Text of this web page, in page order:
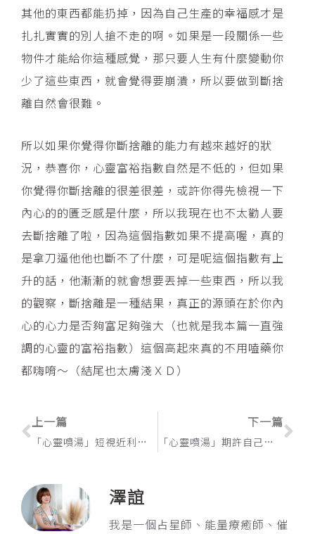
其他的東西都能扔掉，因為自己生產的幸福感才是
扎扎實實的別人搶不走的啊。如果是一段關係一些
物件才能給你這種感覺，那只要人生有什麼變動你
少了這些東西，就會覺得要崩潰，所以要做到斷捨
離自然會很難。
所以如果你覺得你斷捨離的能力有越來越好的狀
況，恭喜你，心靈富裕指數自然是不低的，但如果
你覺得你斷捨離的很差很差，或許你得先檢視一下
內心的的匱乏感是什麼，所以我現在也不太勸人要
去斷捨離了啦，因為這個指數如果不提高喔，真的
是拿刀逼他他也斷不了什麼，可是呢這個指數有上
升的話，他漸漸的就會想要丟掉一些東西，所以我
的觀察，斷捨離是一種結果，真正的源頭在於你內
心的心力是否夠富足夠強大（也就是我本篇一直強
調的心靈的富裕指數）這個高起來真的不用嗑藥你
都嗨唷～（結尾也太膚淺ＸＤ）
上一頁
上一篇
「心靈噴湯」短視近利療癒法（二）
下一篇
「心靈噴湯」期許自己不要當一個多嘴多事的賤人
下
澤誼
我是一個占星師、能量療癒師、催